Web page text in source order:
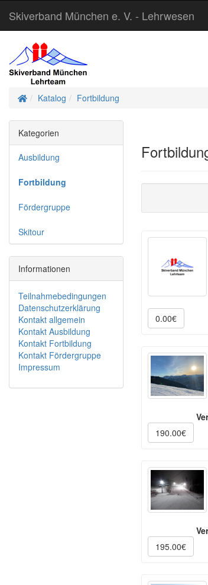
Skiverband München e. V. - Lehrwesen
Startseite
Katalog Fortbildung
0.00€
190.00€
195.00€
Kategorien
Ausbildung
Fortbildung
Fördergruppe
Skitour
Informationen
Teilnahmebedingungen
Datenschutzerklärung
Kontakt allgemein
Kontakt Ausbildung
Kontakt Fortbildung
Kontakt Fördergruppe
Impressum